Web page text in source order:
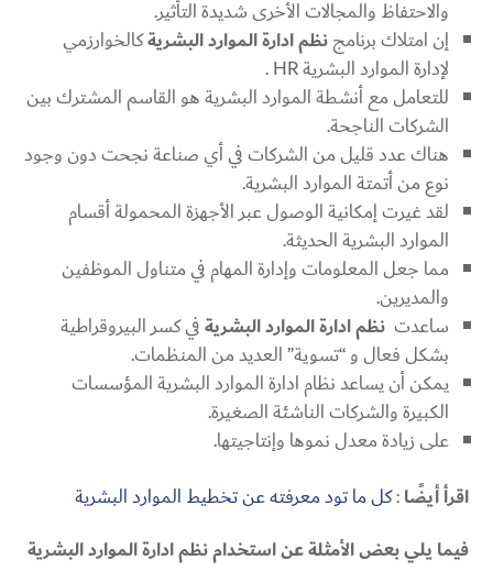
والاحتفاظ والمجالات الأخرى شديدة التأثير.
إن امتلاك برنامجنظم ادارة الموارد البشريةكالخوارزمي
لإدارة الموارد البشرية HR .
للتعامل مع أنشطة الموارد البشرية هو القاسم المشترك بين
الشركات الناجحة.
هناك عدد قليل من الشركات في أي صناعة نجحت دون وجود
نوع من أتمتة الموارد البشرية.
لقد غيرت إمكانية الوصول عبر الأجهزة المحمولة أقسام
الموارد البشرية الحديثة.
مما جعل المعلومات وإدارة المهام في متناول الموظفين
والمديرين.
ساعدت نظم ادارة الموارد البشريةفي كسر البيروقراطية
بشكل فعال و “تسوية” العديد من المنظمات.
يمكن أن يساعد نظام ادارة الموارد البشرية المؤسسات
الكبيرة والشركات الناشئة الصغيرة.
على زيادة معدل نموها وإنتاجيتها.
اقرأ أيضًا:كل ما تود معرفته عن تخطيط الموارد البشرية
فيما يلي بعض الأمثلة عن استخدام نظم ادارة الموارد البشرية